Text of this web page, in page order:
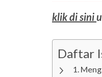
klik di sini
Daftar